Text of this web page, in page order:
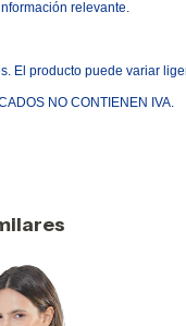
ón relevante.
El producto puede variar
NO CONTIENEN IVA.